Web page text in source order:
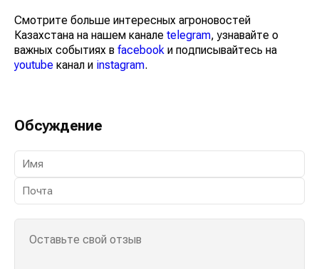
Смотрите больше интересных агроновостей
Казахстана на нашем канале telegram, узнавайте о
важных событиях в facebook и подписывайтесь на
youtube канал и instagram.
Обсуждение